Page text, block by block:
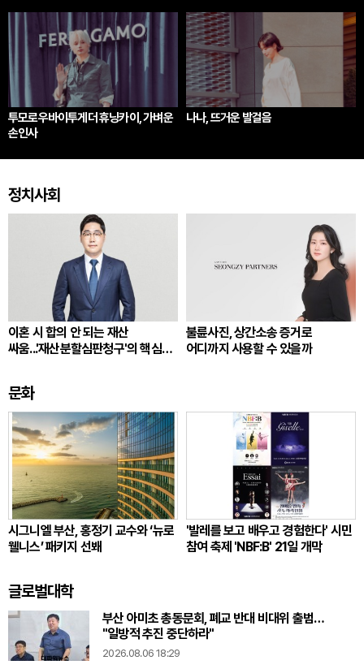
투모로우바이투게더 휴닝카이, 가벼운
손인사
나나, 뜨거운 발걸음
정치사회
이혼 시 합의 안 되는 재산
싸움...'재산분할심판청구'의 핵심
불륜사진, 상간소송 증거로
어디까지 사용할 수 있을까
문화
시그니엘 부산, 홍정기 교수와 ‘뉴로
웰니스’ 패키지 선봬
'발레를 보고 배우고 경험한다' 시민
참여 축제 'NBF:B' 21일 개막
글로벌대학
부산 아미초 총동문회, 폐교 반대 비대위 출범…
"일방적 추진 중단하라"
2026.08.06 18:29